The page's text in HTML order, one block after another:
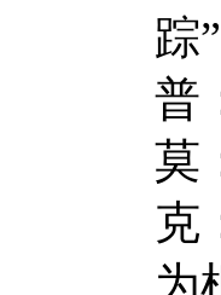
踪
普
莫
克
为